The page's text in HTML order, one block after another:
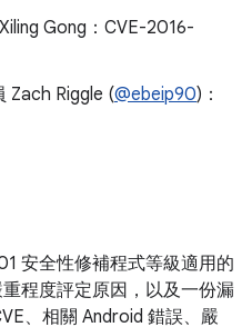
Gong：CVE-2016-
Zach Riggle (@ebeip90)：
安全性修補程式等級適用的
程度評定原因，以及一份漏
、相關 Android 錯誤、嚴